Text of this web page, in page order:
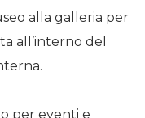
alla galleria per
all’interno del
per eventi e